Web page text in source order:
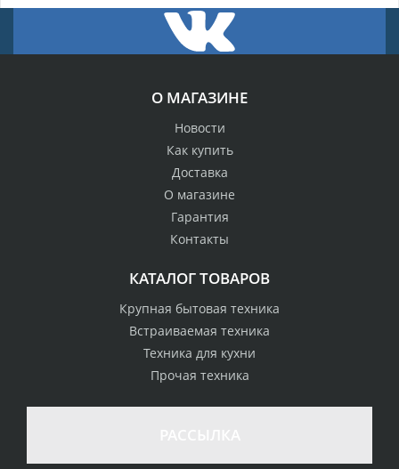
О МАГАЗИНЕ
Новости
Как купить
Доставка
О магазине
Гарантия
Контакты
КАТАЛОГ ТОВАРОВ
Крупная бытовая техника
Встраиваемая техника
Техника для кухни
Прочая техника